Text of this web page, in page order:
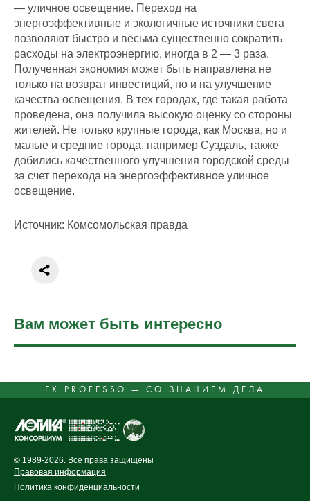
— уличное освещение. Переход на
энергоэффективные и экологичные источники света
позволяют быстро и весьма существенно сократить
расходы на электроэнергию, иногда в 2 — 3 раза.
Полученная экономия может быть направлена не
только на возврат инвестиций, но и на улучшение
качества освещения. В тех городах, где такая работа
проведена, она получила высокую оценку со стороны
жителей. Не только крупные города, как Москва, но и
малые и средние города, например Суздаль, также
добились качественного улучшения городской среды
за счет перехода на энергоэффективное уличное
освещение.
Источник: Комсомольская правда
Вам может быть интересно
EX PROFESSO — СО ЗНАНИЕМ ДЕЛА
© 1989-2026. Все права защищены
Правовая информация
Политика конфиденциальности